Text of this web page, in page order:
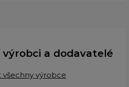
a dodavatelé
všechny výrobce